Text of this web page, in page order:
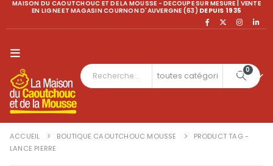
MAISON DU CAOUTCHOUC ET DE LA MOUSSE - DECOUPE SUR MESURE | VENTE
EN LIGNE ET MAGASIN COURNON D'AUVERGNE (63) DEPUIS 1935
0
ACCUEIL BOUTIQUE CAOUTCHOUC MOUSSE
PRODUCT TAG -
LANCE PIERRE